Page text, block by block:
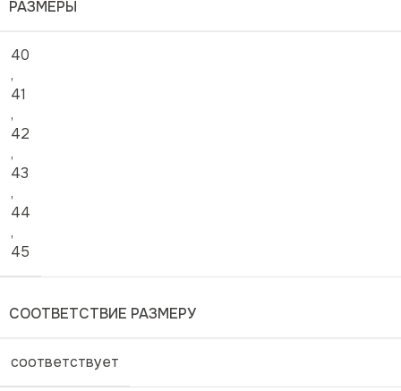
РАЗМЕРЫ
40
,
41
,
42
,
43
,
44
,
45
СООТВЕТСТВИЕ РАЗМЕРУ
соответствует